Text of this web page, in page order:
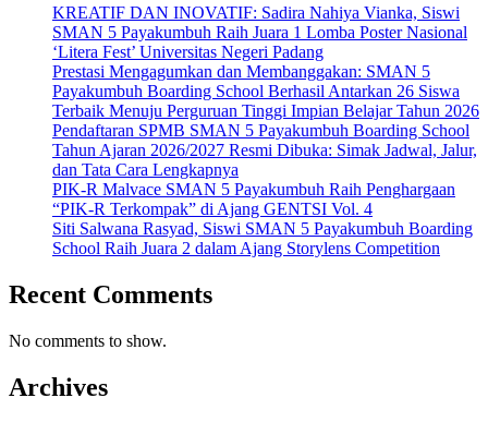
KREATIF DAN INOVATIF: Sadira Nahiya Vianka, Siswi
SMAN 5 Payakumbuh Raih Juara 1 Lomba Poster Nasional
‘Litera Fest’ Universitas Negeri Padang
Prestasi Mengagumkan dan Membanggakan: SMAN 5
Payakumbuh Boarding School Berhasil Antarkan 26 Siswa
Terbaik Menuju Perguruan Tinggi Impian Belajar Tahun 2026
Pendaftaran SPMB SMAN 5 Payakumbuh Boarding School
Tahun Ajaran 2026/2027 Resmi Dibuka: Simak Jadwal, Jalur,
dan Tata Cara Lengkapnya
PIK-R Malvace SMAN 5 Payakumbuh Raih Penghargaan
“PIK-R Terkompak” di Ajang GENTSI Vol. 4
Siti Salwana Rasyad, Siswi SMAN 5 Payakumbuh Boarding
School Raih Juara 2 dalam Ajang Storylens Competition
Recent Comments
No comments to show.
Archives